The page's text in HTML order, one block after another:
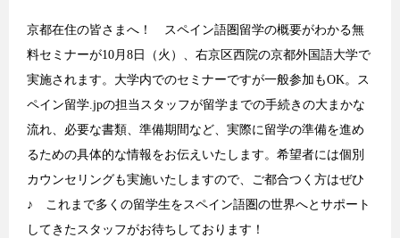
京都在住の皆さまへ！ スペイン語圏留学の概要がわかる無
料セミナーが10月8日（火）、右京区西院の京都外国語大学で
実施されます。大学内でのセミナーですが一般参加もOK。ス
ペイン留学.jpの担当スタッフが留学までの手続きの大まかな
流れ、必要な書類、準備期間など、実際に留学の準備を進め
るための具体的な情報をお伝えいたします。希望者には個別
カウンセリングも実施いたしますので、ご都合つく方はぜひ
♪ これまで多くの留学生をスペイン語圏の世界へとサポート
してきたスタッフがお待ちしております！